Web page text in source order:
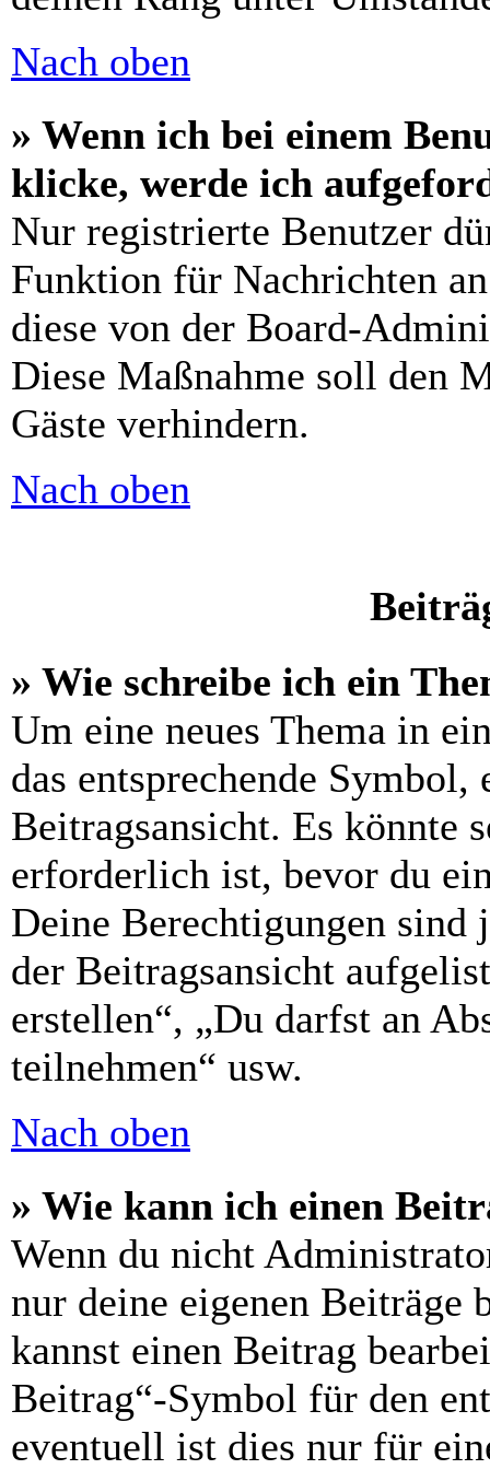
Nach oben
» Wenn ich bei einem
klicke, werde ich
Nur registrierte Benutzer
Funktion für Nachrichten
diese von der Board-
Diese Maßnahme soll den
Gäste verhindern.
Nach oben
» Wie schreibe ich ein
Um eine neues Thema in
das entsprechende
Beitragsansicht. Es könnte
erforderlich ist, bevor du
Deine Berechtigungen sind
der Beitragsansicht
erstellen“, „Du darfst an
teilnehmen“ usw.
Nach oben
» Wie kann ich einen
Wenn du nicht
nur deine eigenen Beiträge
kannst einen Beitrag
Beitrag“-Symbol für den
eventuell ist dies nur für